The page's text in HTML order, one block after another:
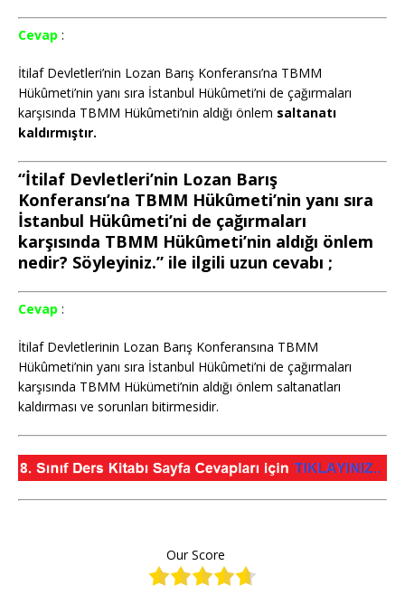
Cevap :
İtilaf Devletleri’nin Lozan Barış Konferansı’na TBMM
Hükûmeti’nin yanı sıra İstanbul Hükûmeti’ni de çağırmaları
karşısında TBMM Hükûmeti’nin aldığı önlem saltanatı
kaldırmıştır.
“İtilaf Devletleri’nin Lozan Barış
Konferansı’na TBMM Hükûmeti’nin yanı sıra
İstanbul Hükûmeti’ni de çağırmaları
karşısında TBMM Hükûmeti’nin aldığı önlem
nedir? Söyleyiniz.” ile ilgili uzun cevabı ;
Cevap :
İtilaf Devletlerinin Lozan Barış Konferansına TBMM
Hükûmeti’nin yanı sıra İstanbul Hükûmeti’ni de çağırmaları
karşısında TBMM Hükümeti’nin aldığı önlem saltanatları
kaldırması ve sorunları bitirmesidir.
Our Score